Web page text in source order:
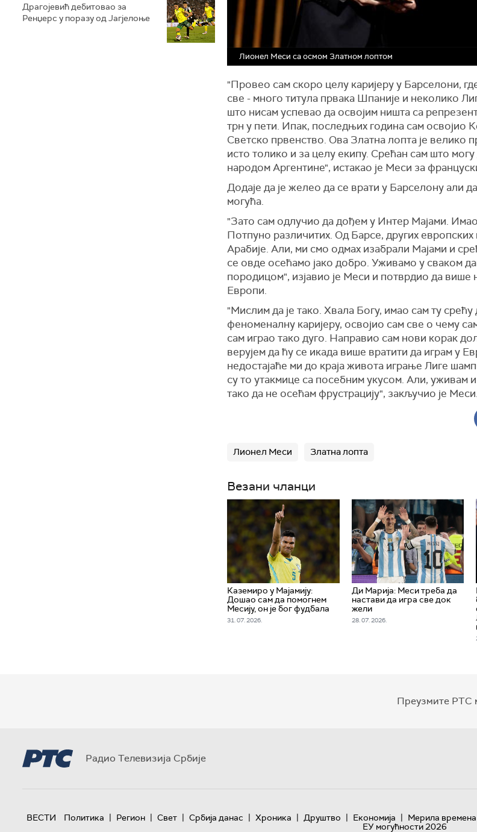
Драгојевић дебитовао за
Ренџерс у поразу од Јагјелоње
Лионел Меси са осмом Златном лоптом
"Провео сам скоро целу каријеру у Барселони,
све - много титула првака Шпаније и неколико
што нисам успевао да освојим ништа са
трн у пети. Ипак, последњих година сам освојио
Светско првенство. Ова Златна лопта је велико
исто толико и за целу екипу. Срећан сам што могу
народом Аргентине", истакао је Меси за
Додаје да је желео да се врати у Барселону али
могућа.
"Зато сам одлучио да дођем у Интер Мајами.
Потпуно различитих. Од Барсе, других европских
Арабије. Али, ми смо одмах изабрали Мајами и
се овде осећамо јако добро. Уживамо у сваком
породицом", изјавио је Меси и потврдио да више
Европи.
"Мислим да је тако. Хвала Богу, имао сам ту срећу
феноменалну каријеру, освојио сам све о чему
сам играо тако дуго. Направио сам нови корак
верујем да ћу се икада више вратити да играм у
недостајаће ми до краја живота играње Лиге
су то утакмице са посебним укусом. Али, уживам
тако да не осећам фрустрацију", закључио је Меси.
Лионел Меси Златна лопта
Везани чланци
Каземиро у Мајамију:
Дошао сам да помогнем
Месију, он је бог фудбала
31. 07. 2026.
Ди Марија: Меси треба да
настави да игра све док
жели
28. 07. 2026.
Преузмите РТС
Радио Телевизија Србије
ВЕСТИ Политика | Регион | Свет | Србија данас | Хроника | Друштво | Економија | Мерила времена
ЕУ могућности 2026